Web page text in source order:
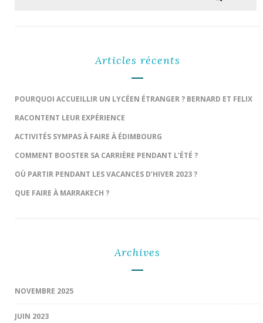
Articles récents
POURQUOI ACCUEILLIR UN LYCÉEN ÉTRANGER ? BERNARD ET FELIX
RACONTENT LEUR EXPÉRIENCE
ACTIVITÉS SYMPAS À FAIRE À ÉDIMBOURG
COMMENT BOOSTER SA CARRIÈRE PENDANT L’ÉTÉ ?
OÙ PARTIR PENDANT LES VACANCES D’HIVER 2023 ?
QUE FAIRE À MARRAKECH ?
Archives
NOVEMBRE 2025
JUIN 2023